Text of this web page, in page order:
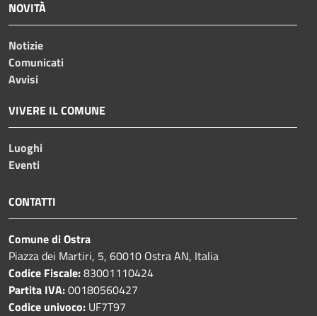
NOVITÀ
Notizie
Comunicati
Avvisi
VIVERE IL COMUNE
Luoghi
Eventi
CONTATTI
Comune di Ostra
Piazza dei Martiri, 5, 60010 Ostra AN, Italia
Codice Fiscale:83001110424
Partita IVA:00180560427
Codice univoco: UF7T97